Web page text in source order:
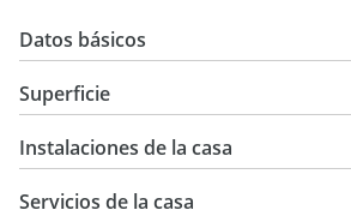
Datos básicos
USD 180.000
Superficie
303 m2
230 m2
Instalaciones de la casa
Servicios de la casa